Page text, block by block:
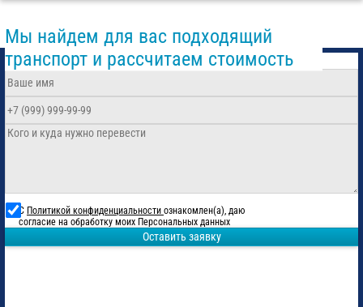
Мы найдем для вас подходящий
транспорт и рассчитаем стоимость
С Политикой конфиденциальности ознакомлен(а), даю
согласие на обработку моих Персональных данных
Оставить заявку